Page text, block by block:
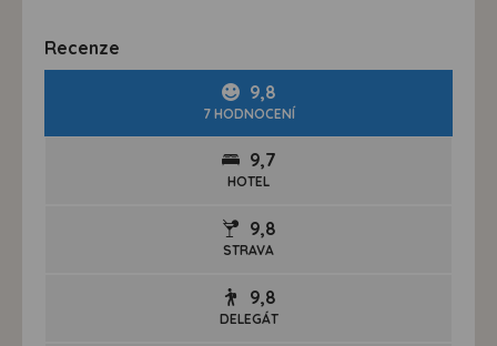
Recenze
9,8
7 HODNOCENÍ
9,7
HOTEL
9,8
STRAVA
9,8
DELEGÁT